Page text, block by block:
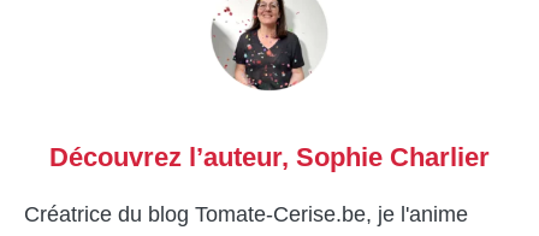
Découvrez l’auteur, Sophie Charlier
Créatrice du blog Tomate-Cerise.be, je l'anime